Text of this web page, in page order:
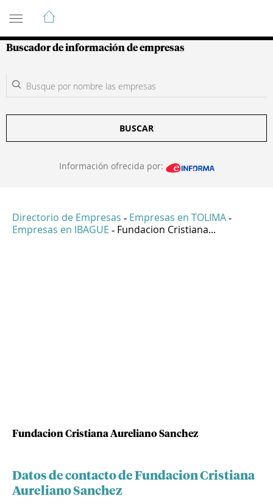
Guía de Empresas Colombianas
Buscador de información de empresas
BUSCAR
Información ofrecida por:
Directorio de Empresas - Empresas en TOLIMA -
Empresas en IBAGUE - Fundacion Cristiana...
Fundacion Cristiana Aureliano Sanchez
Datos de contacto de Fundacion Cristiana
Aureliano Sanchez